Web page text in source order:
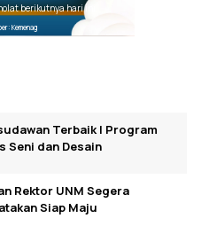
berikutnya hari ini.
Kemenag
Terbaik I Program
Seni dan Desain
Rektor UNM Segera
Siap Maju